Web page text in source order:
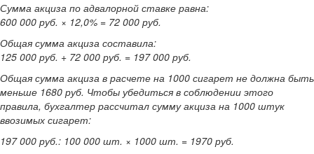
Сумма акциза по адвалорной ставке равна:
600 000 руб. × 12,0% = 72 000 руб.
Общая сумма акциза составила:
125 000 руб. + 72 000 руб. = 197 000 руб.
Общая сумма акциза в расчете на 1000 сигарет не должна быть
меньше 1680 руб. Чтобы убедиться в соблюдении этого
правила, бухгалтер рассчитал сумму акциза на 1000 штук
ввозимых сигарет:
197 000 руб.: 100 000 шт. × 1000 шт. = 1970 руб.